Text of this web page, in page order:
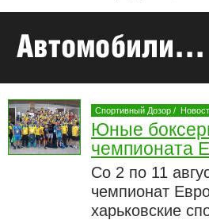
Спортивный Дозор /
Юные
чемпионата
Со 2 по 11
чемпионат
харьковские